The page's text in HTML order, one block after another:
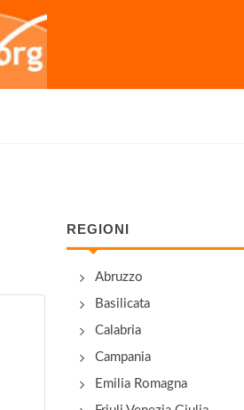
REGIONI
Abruzzo
Basilicata
Calabria
Campania
Emilia Romagna